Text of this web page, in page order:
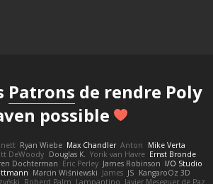
Patrons de rendre Poly
possible
Ryan Wiebe Max Chandler Anton
Mike Verta
DeWoody Douglas K. Yorik van Havre Ernst Bronde
Dochterman Eric Perley James Robinson I/O Studio
Marcin Wiśniewski James JS KangaroOz 3D
Roberd Palm Lampantino Javier Meseguer de Paz